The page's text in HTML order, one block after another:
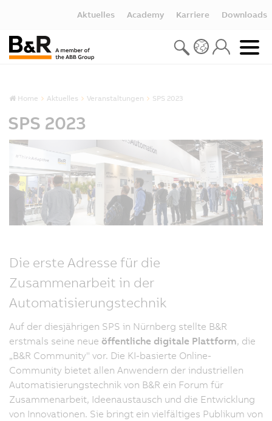
Aktuelles Academy Karriere Downloads
Home Aktuelles Veranstaltungen SPS 2023
SPS 2023
Die erste Adresse für die
Zusammenarbeit in der
Automatisierungstechnik
Auf der diesjährigen SPS in Nürnberg stellte B&R
erstmals seine neue öffentliche digitale Plattform, die
„B&R Community" vor. Die KI-basierte Online-
Community bietet allen Anwendern der industriellen
Automatisierungstechnik von B&R ein Forum für
Zusammenarbeit, Ideenaustausch und die Entwicklung
von Innovationen. Sie bringt ein vielfältiges Publikum von